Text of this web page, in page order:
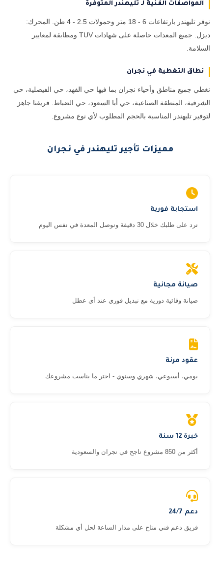
المواصفات الفنية لـ تليهندر المتوفرة
نوفر تليهندر بارتفاعات 6 - 18 متر وحمولات 2.5 - 4 طن. المحرك:
ديزل. جميع المعدات حاصلة على شهادات TUV ومطابقة لمعايير
السلامة.
نطاق التغطية في نجران
نغطي جميع مناطق وأحياء نجران بما فيها حي الفهد، حي الفيصلية، حي
الشرفية، المنطقة الصناعية، حي أبا السعود، حي الضباط. فريقنا جاهز
لتوفير تليهندر المناسبة بالحجم المطلوب لأي نوع مشروع.
مميزات تأجير تليهندر في نجران
استجابة فورية
نرد على طلبك خلال 30 دقيقة ونوصل المعدة في نفس اليوم
صيانة مجانية
صيانة وقائية دورية مع تبديل فوري عند أي عطل
عقود مرنة
يومي، أسبوعي، شهري وسنوي - اختر ما يناسب مشروعك
خبرة 12 سنة
أكثر من 850 مشروع ناجح في نجران والسعودية
دعم 24/7
فريق دعم فني متاح على مدار الساعة لحل أي مشكلة